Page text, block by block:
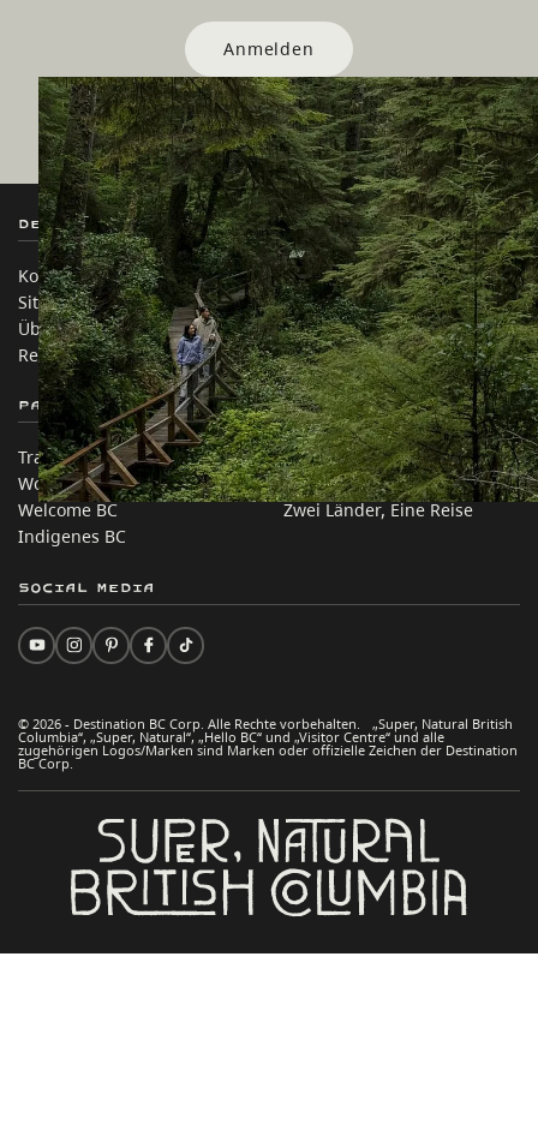
Anmelden
Destination BC
Kontakt
Sitemap
Über uns
Rechtliches & Richtlinien
Unsere Websites
Reisebranche
Medien
Unternehmen
简体中文 – China
Partnerseiten
Trade & Invest BC
Work BC
Welcome BC
Indigenes BC
Auf dieser Website
Reisevorschläge
Praktische Tipps
Zwei Länder, Eine Reise
© 2026 - Destination BC Corp. Alle Rechte vorbehalten. „Super, Natural British
Columbia“, „Super, Natural“, „Hello BC“ und „Visitor Centre“ und alle
zugehörigen Logos/Marken sind Marken oder offizielle Zeichen der Destination
BC Corp.
Social Media